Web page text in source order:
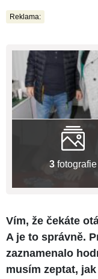
Reklama:
3 fotografie
Vím, že čekáte
A je to správně.
zaznamenalo
musím zeptat,